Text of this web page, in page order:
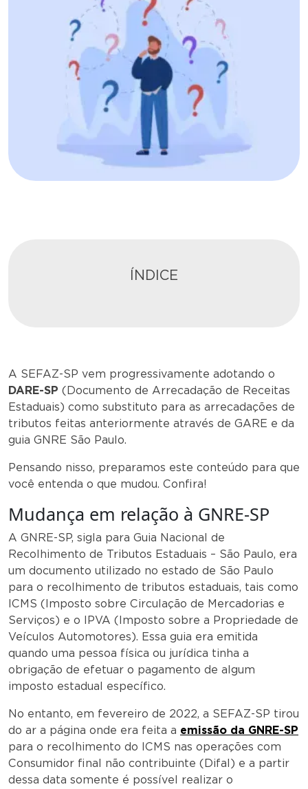
ÍNDICE
A SEFAZ-SP vem progressivamente adotando o
DARE-SP (Documento de Arrecadação de Receitas
Estaduais) como substituto para as arrecadações de
tributos feitas anteriormente através de GARE e da
guia GNRE São Paulo.
Pensando nisso, preparamos este conteúdo para que
você entenda o que mudou. Confira!
Mudança em relação à GNRE-SP
A GNRE-SP, sigla para Guia Nacional de
Recolhimento de Tributos Estaduais – São Paulo, era
um documento utilizado no estado de São Paulo
para o recolhimento de tributos estaduais, tais como
ICMS (Imposto sobre Circulação de Mercadorias e
Serviços) e o IPVA (Imposto sobre a Propriedade de
Veículos Automotores). Essa guia era emitida
quando uma pessoa física ou jurídica tinha a
obrigação de efetuar o pagamento de algum
imposto estadual específico.
No entanto, em fevereiro de 2022, a SEFAZ-SP tirou
do ar a página onde era feita a emissão da GNRE-SP
para o recolhimento do ICMS nas operações com
Consumidor final não contribuinte (Difal) e a partir
dessa data somente é possível realizar o